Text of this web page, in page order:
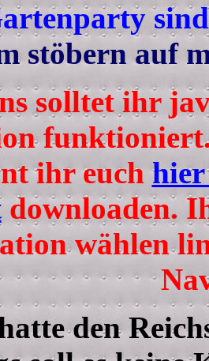
stöbern auf
solltet ihr
ihr euch
downloaden.
wählen
den